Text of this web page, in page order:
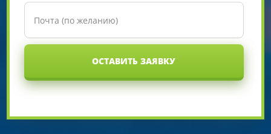
ОСТАВИТЬ ЗАЯВКУ